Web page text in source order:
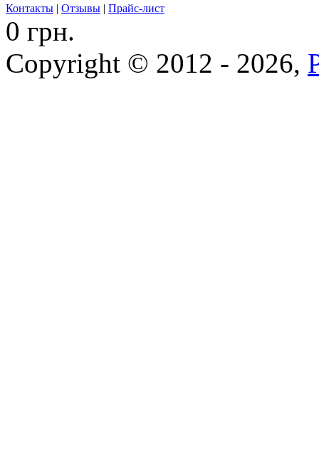
Контакты | Отзывы | Прайс-лист
0 грн.
Copyright © 2012 - 2026,